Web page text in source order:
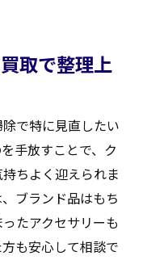
取で整理上
で特に見直したい
手放すことで、ク
ちよく迎えられま
ブランド品はもち
たアクセサリーも
も安心して相談で